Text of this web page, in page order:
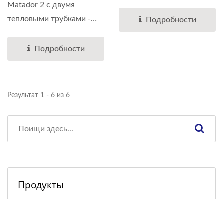
Matador 2 с двумя
тепловыми трубками -
Подробности
Подробности
Результат 1 - 6 из 6
Продукты